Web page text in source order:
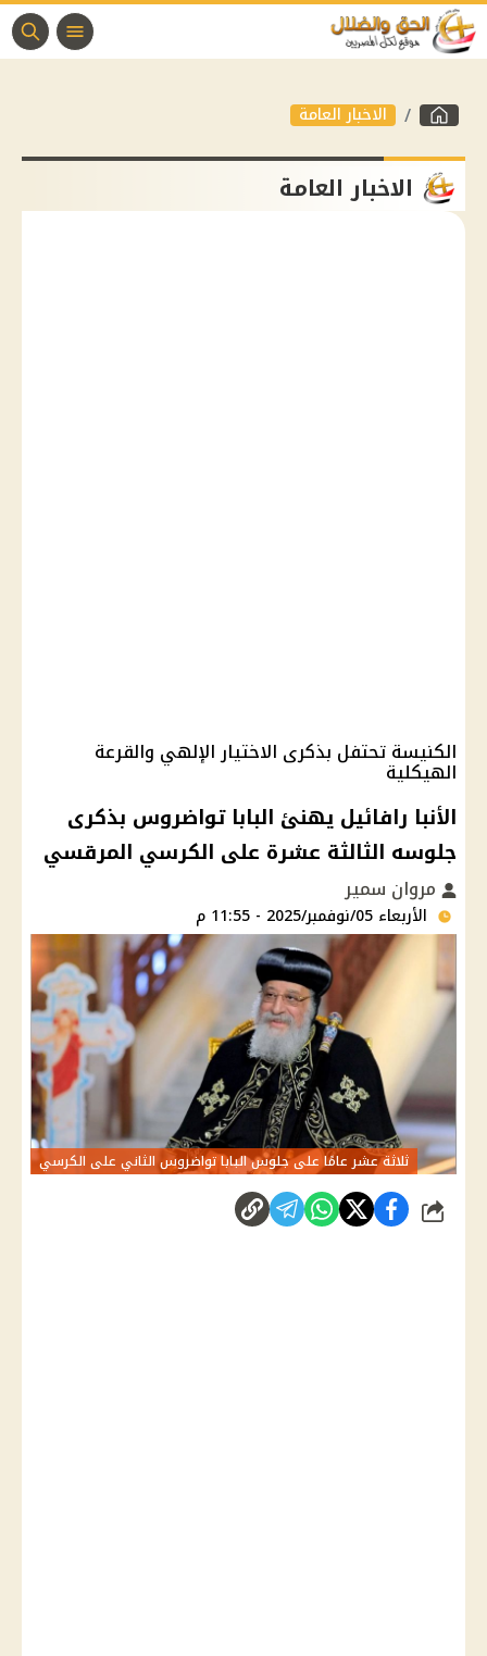
الاخبار العامة
الاخبار العامة
الكنيسة تحتفل بذكرى الاختيار الإلهي والقرعة
الهيكلية
الأنبا رافائيل يهنئ البابا تواضروس بذكرى
جلوسه الثالثة عشرة على الكرسي المرقسي
مروان سمير
الأربعاء 05/نوفمبر/2025 - 11:55 م
ثلاثة عشر عامًا على جلوس البابا تواضروس الثاني على الكرسي
شارك